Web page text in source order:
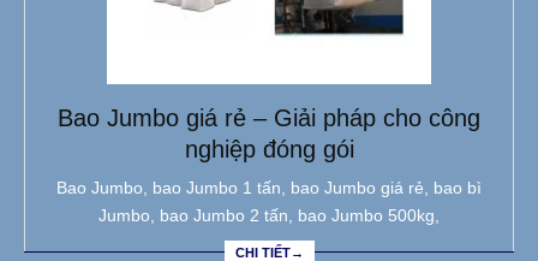
Bao Jumbo giá rẻ – Giải pháp cho công
nghiệp đóng gói
Bao Jumbo, bao Jumbo 1 tấn, bao Jumbo giá rẻ, bao bì
Jumbo, bao Jumbo 2 tấn, bao Jumbo 500kg,
CHI TIẾT→